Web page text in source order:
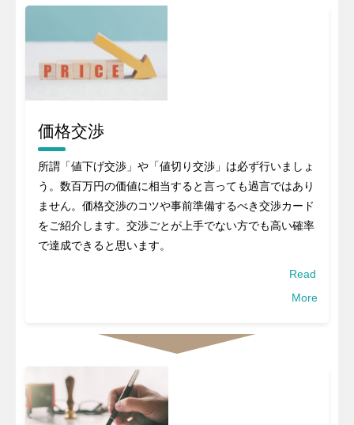
価格交渉
所謂「値下げ交渉」や「値切り交渉」は必ず行いましょ
う。数百万円の価値に相当すると言っても過言ではあり
ません。価格交渉のコツや事前準備するべき交渉カード
をご紹介します。交渉ごとが上手でない方でも高い確率
で達成できると思います。
Read
More